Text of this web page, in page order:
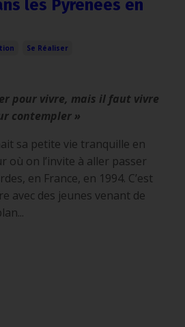
les Pyrénées en
Se Réaliser
pour vivre, mais il faut vivre
contempler »
sa petite vie tranquille en
où on l’invite à aller passer
en France, en 1994. C’est
avec des jeunes venant de
...